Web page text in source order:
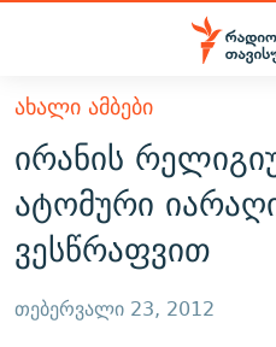
Accessibility
მთავარ
შინაარსზე
დაბრუნება
მთავარ
ნავიგაციაზე
დაბრუნება
ძიებაზე
ᲐᲮᲐᲚᲘ ᲐᲛᲑᲔᲑᲘ
ᲗᲔᲛᲔᲑᲘ
ᲞᲝᲚᲘᲢᲘᲙᲐ
ᲔᲙᲝᲜᲝᲛᲘᲙᲐ
ᲡᲐᲖᲝᲒᲐᲓᲝᲔᲑᲐ
ᲕᲘᲓᲔᲝ
ᲑᲚᲝᲒᲔᲑᲘ
ᲞᲝᲓᲙᲐᲡᲢᲔᲑᲘ
ᲐᲮᲐᲚᲘ ᲐᲛᲑᲔᲑᲘ
ირანის
ატომური
ვესწრაფვით
თებერვალი 23, 2012